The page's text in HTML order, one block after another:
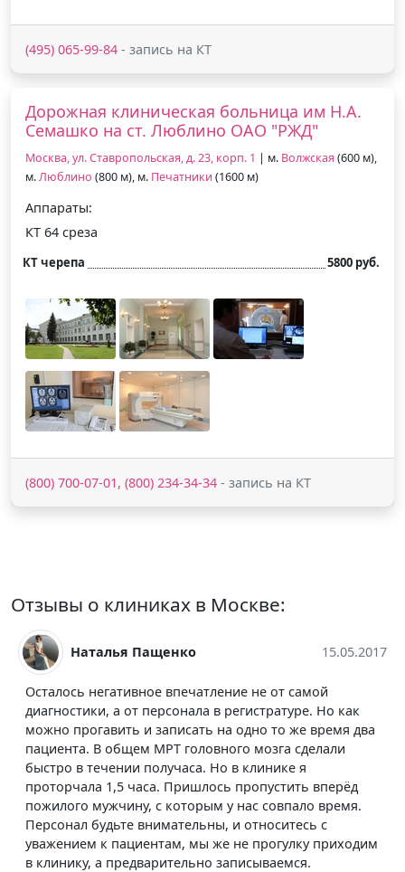
(495) 065-99-84 - запись на КТ
Дорожная клиническая больница им Н.А.
Семашко на ст. Люблино ОАО "РЖД"
Москва, ул. Ставропольская, д. 23, корп. 1 | м. Волжская (600 м),
м.Люблино (800 м), м. Печатники (1600 м)
Аппараты:
КТ 64 среза
КТ черепа 5800 руб.
(800) 700-07-01, (800) 234-34-34 - запись на КТ
Отзывы о клиниках в Москве:
Наталья Пащенко 15.05.2017
Осталось негативное впечатление не от самой
диагностики, а от персонала в регистратуре. Но как
можно прогавить и записать на одно то же время два
пациента. В общем МРТ головного мозга сделали
быстро в течении получаса. Но в клинике я
проторчала 1,5 часа. Пришлось пропустить вперёд
пожилого мужчину, с которым у нас совпало время.
Персонал будьте внимательны, и относитесь с
уважением к пациентам, мы же не прогулку приходим
в клинику, а предварительно записываемся.